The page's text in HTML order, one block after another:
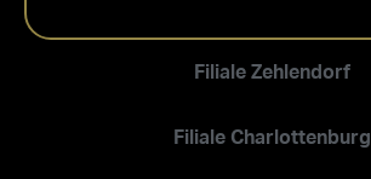
Filiale Zehlendorf
Filiale Charlottenburg